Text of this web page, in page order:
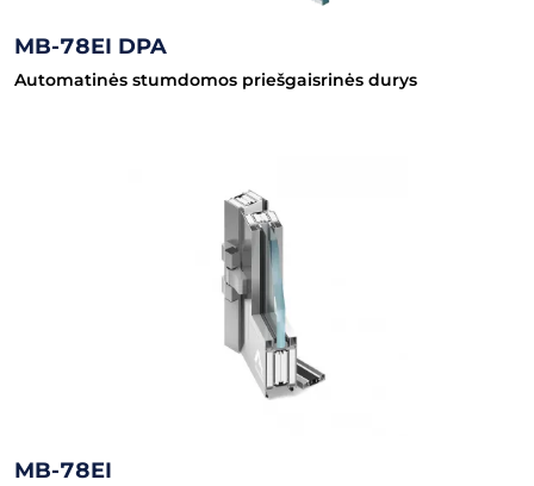
MB-78EI DPA
Automatinės stumdomos priešgaisrinės durys
MB-78EI